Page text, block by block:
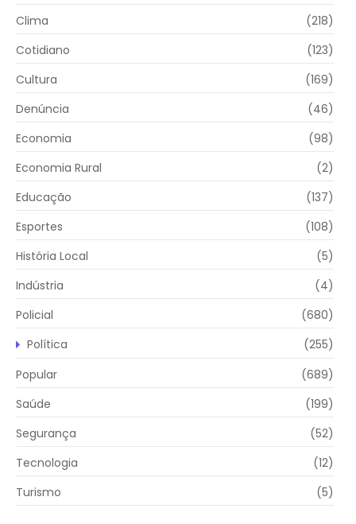
Clima
(218)
Cotidiano
(123)
Cultura
(169)
Denúncia
(46)
Economia
(98)
Economia Rural
(2)
Educação
(137)
Esportes
(108)
História Local
(5)
Indústria
(4)
Policial
(680)
Política
(255)
Popular
(689)
Saúde
(199)
Segurança
(52)
Tecnologia
(12)
Turismo
(5)